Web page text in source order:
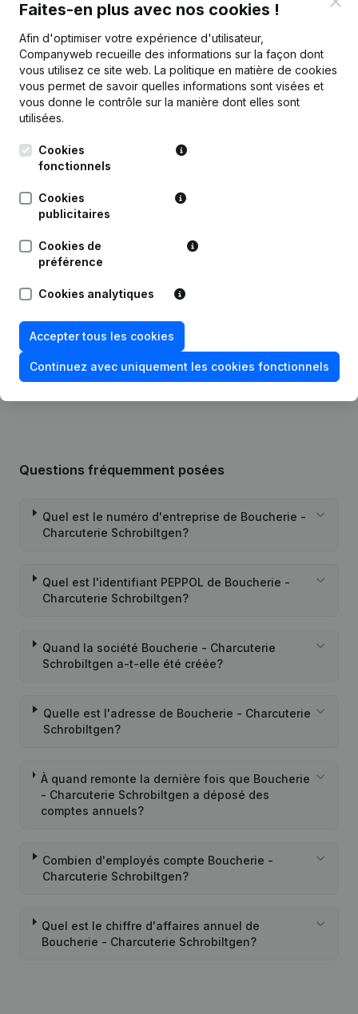
Publicationsde Boucherie - Charcuterie
Schrobiltgen
03-05-2016 Capital, Actions
25-02-2016
Capital, Actions - Demissions,
Nominations
31-03-2014 Capital, Actions
Capital, Actions - Demissions,
Nominations - Assemblée générale -
Autres Modifications, …) -
Modification Forme Juridique
Questions fréquemment posées
Quel est le numéro d'entreprise de Boucherie -
Charcuterie Schrobiltgen?
Quel est l'identifiant PEPPOL de Boucherie -
Charcuterie Schrobiltgen?
Quand la société Boucherie - Charcuterie
Schrobiltgen a-t-elle été créée?
Quelle est l'adresse de Boucherie - Charcuterie
Schrobiltgen?
À quand remonte la dernière fois que Boucherie
- Charcuterie Schrobiltgen a déposé des
comptes annuels?
Combien d'employés compte Boucherie -
Charcuterie Schrobiltgen?
Quel est le chiffre d'affaires annuel de
Boucherie - Charcuterie Schrobiltgen?
Faites-en plus avec nos cookies !
Afin d'optimiser votre expérience d'utilisateur,
Companyweb recueille des informations sur la façon dont
vous utilisez ce site web. La politique en matière de cookies
vous permet de savoir quelles informations sont visées et
vous donne le contrôle sur la manière dont elles sont
utilisées.
Cookies
fonctionnels
Cookies
publicitaires
Cookies de
préférence
Cookies analytiques
Accepter tous les cookies
Continuez avec uniquement les cookies fonctionnels